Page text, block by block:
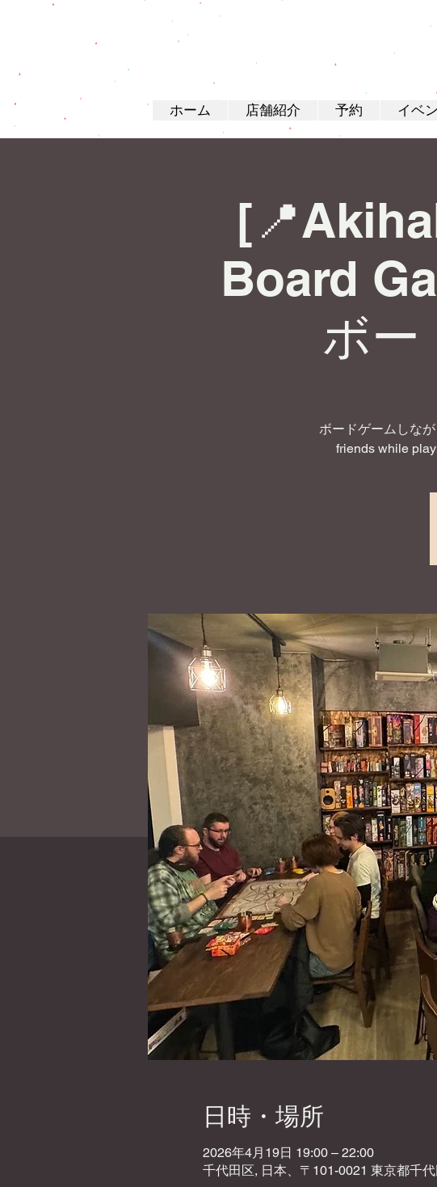
ホーム 店舗紹介 予約 イベ
Board
ボー
ボードゲームしな
friends while
日時・場所
2026年4月19日 19:00 – 22:00
千代田区, 日本、〒101-0021 東京都千